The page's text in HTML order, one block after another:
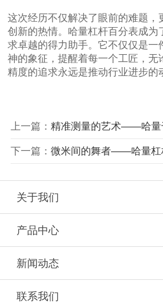
这次经历不仅解决了眼前的难题，
创新的热情。哈量杠杆百分表成为
求卓越的得力助手。它不仅仅是一
神的象征，提醒着每一个工匠，无
精度的追求永远是推动行业进步的
上一篇： 精准测量的艺术——哈量
下一篇： 微米间的舞者——哈量杠
关于我们
产品中心
新闻动态
联系我们